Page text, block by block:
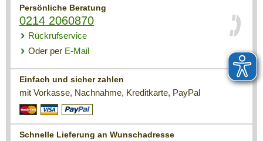
Persönliche Beratung
0214 2060870
Rückrufservice
Oder per E-Mail
Einfach und sicher zahlen
mit Vorkasse, Nachnahme, Kreditkarte, PayPal
Schnelle Lieferung an Wunschadresse